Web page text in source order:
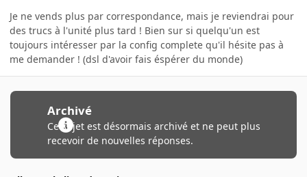
Je ne vends plus par correspondance, mais je reviendrai pour
des trucs à l'unité plus tard ! Bien sur si quelqu'un est
toujours intéresser par la config complete qu'il hésite pas à
me demander ! (dsl d'avoir fais éspérer du monde)
Archivé
Ce sujet est désormais archivé et ne peut plus
recevoir de nouvelles réponses.